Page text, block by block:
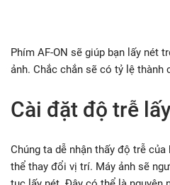
Phím AF-ON sẽ giúp bạn lấy nét
ảnh. Chắc chắn sẽ có tỷ lệ thành
Cài đặt độ trễ
Chúng ta dễ nhận thấy độ trễ
thể thay đổi vị trí. Máy ảnh sẽ